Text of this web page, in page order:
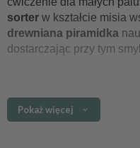
sorter w kształcie misia
drewniana piramidka
dostarczając przy tym
Główne cechy
elementy zestawu
Pokaż więcej